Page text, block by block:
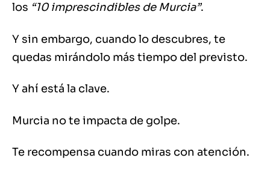
los “10 imprescindibles de Murcia”.
Y sin embargo, cuando lo descubres, te
quedas mirándolo más tiempo del previsto.
Y ahí está la clave.
Murcia no te impacta de golpe.
Te recompensa cuando miras con atención.